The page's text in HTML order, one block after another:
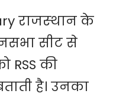
राजस्‍थान के
सीट से
RSS की
है। उनका